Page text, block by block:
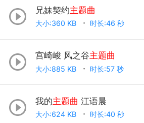
兄妹契约主题曲
大小:360 KB 时长:46 秒
宫崎峻 风之谷主题曲
大小:885 KB 时长:57 秒
我的主题曲 江语晨
大小:624 KB 时长:40 秒